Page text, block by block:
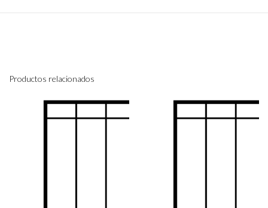
Productos relacionados